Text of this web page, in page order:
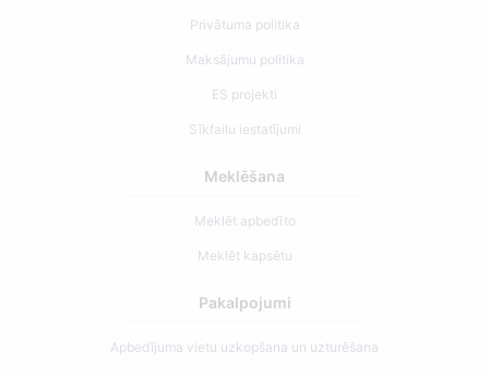
Privātuma politika
Maksājumu politika
ES projekti
Sīkfailu iestatījumi
Meklēšana
Meklēt apbedīto
Meklēt kapsētu
Pakalpojumi
Apbedījuma vietu uzkopšana un uzturēšana